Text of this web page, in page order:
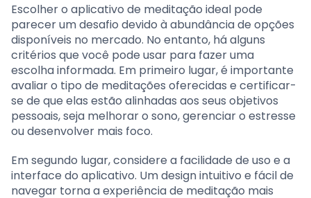
Escolher o aplicativo de meditação ideal pode
parecer um desafio devido à abundância de opções
disponíveis no mercado. No entanto, há alguns
critérios que você pode usar para fazer uma
escolha informada. Em primeiro lugar, é importante
avaliar o tipo de meditações oferecidas e certificar-
se de que elas estão alinhadas aos seus objetivos
pessoais, seja melhorar o sono, gerenciar o estresse
ou desenvolver mais foco.
Em segundo lugar, considere a facilidade de uso e a
interface do aplicativo. Um design intuitivo e fácil de
navegar torna a experiência de meditação mais